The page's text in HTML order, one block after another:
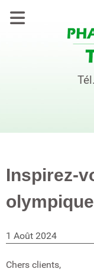
Tél.
Inspirez-
1 Août 2024
Chers clients,